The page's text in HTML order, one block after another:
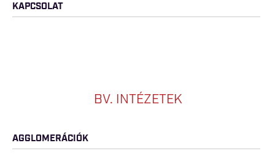
KAPCSOLAT
BV. INTÉZETEK
AGGLOMERÁCIÓK